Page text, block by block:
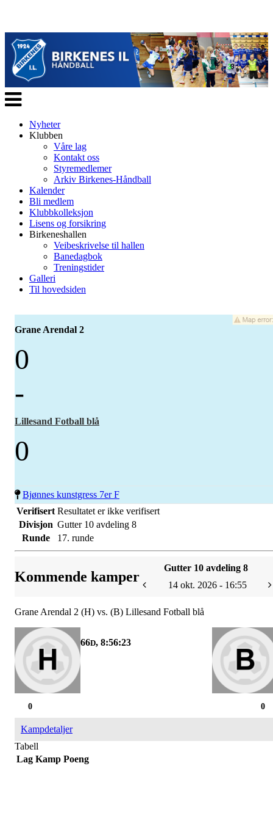
Veksle
navigasjon
Nyheter
Klubben
Våre lag
Kontakt oss
Styremedlemer
Arkiv Birkenes-Håndball
Kalender
Bli medlem
Klubbkolleksjon
Lisens og forsikring
Birkeneshallen
Veibeskrivelse til hallen
Banedagbok
Treningstider
Galleri
Til hovedsiden
Grane Arendal 2
0
-
Lillesand Fotball blå
0
Bjønnes kunstgress 7er F
Verifisert Resultatet er ikke verifisert
Divisjon Gutter 10 avdeling 8
Runde
17. runde
Kommende kamper
Gutter 10 avdeling 8
14 okt. 2026 - 16:55
Grane Arendal 2 (H) vs. (B) Lillesand Fotball blå
66D, 8:56:23
0
0
Kampdetaljer
Tabell
Lag Kamp Poeng